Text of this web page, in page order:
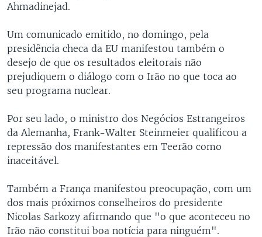
Ahmadinejad.
Um comunicado emitido, no domingo, pela
presidência checa da EU manifestou também o
desejo de que os resultados eleitorais não
prejudiquem o diálogo com o Irão no que toca ao
seu programa nuclear.
Por seu lado, o ministro dos Negócios Estrangeiros
da Alemanha, Frank-Walter Steinmeier qualificou a
repressão dos manifestantes em Teerão como
inaceitável.
Também a França manifestou preocupação, com um
dos mais próximos conselheiros do presidente
Nicolas Sarkozy afirmando que "o que aconteceu no
Irão não constitui boa notícia para ninguém".